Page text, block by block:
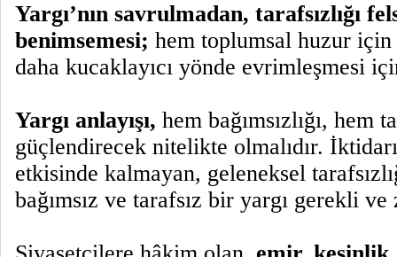
Yargı’nın savrulmadan, tarafsızlığı
benimsemesi; hem toplumsal huzur
daha kucaklayıcı yönde evrimleşmesi
Yargı anlayışı, hem bağımsızlığı, hem
güçlendirecek nitelikte olmalıdır.
etkisinde kalmayan, geleneksel
bağımsız ve tarafsız bir yargı gerekli